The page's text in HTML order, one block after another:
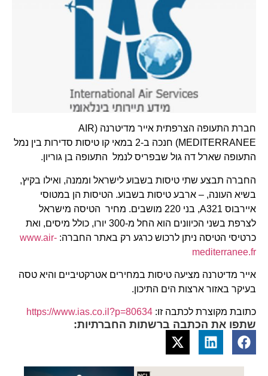
חברת התעופה הצרפתית אייר מדיטרנה (AIR
MEDITERRANEE) חנכה ב-2 במאי קו טיסות סדירות בין נמל
התעופה שארל דה גול שבפריס לנמל התעופה בן גוריון.
החברה תבצע שתי טיסות בשבוע לישראל וממנה, ואילו בקיץ,
בשיא העונה, – ארבע טיסות בשבוע. הטיסות הן במטוסי
איירבוס A321, בני 220 מושבים. מחיר הטיסה מישראל
לצרפת בשני הכיוונים הוא החל מ-300 יורו, כולל מיסים, ואת
כרטיסי הטיסה ניתן לרכוש כרגע רק באתר החברה: www.air-
mediterranee.fr
אייר מדיטרנה מציעה טיסות במחירים אטרקטיביים והיא טסה
בעיקר באזור ארצות הים התיכון.
כתובת מקוצרת לכתבה זו: https://www.ias.co.il?p=80634
שתפו את הכתבה ברשתות החברתיות: